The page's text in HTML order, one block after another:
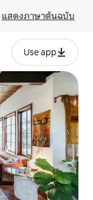
แสดงภาษาต้นฉบับ
Use app